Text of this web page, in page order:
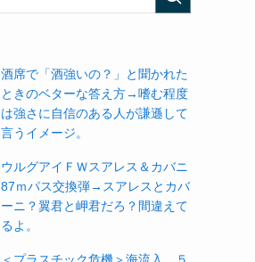
酒席で「酒強いの？」と聞かれた
ときのベターな答え方→嗜む程度
は強さに自信のある人が謙遜して
言うイメージ。
ウルグアイＦＷスアレス＆カバニ
87ｍパス交換弾→スアレスとカバ
ーニ？翼君と岬君だろ？間違えて
るよ。